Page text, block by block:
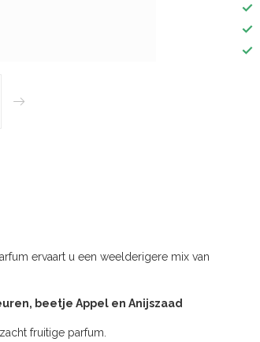
ervaart u een weelderigere mix van
beetje Appel en Anijszaad
fruitige parfum.